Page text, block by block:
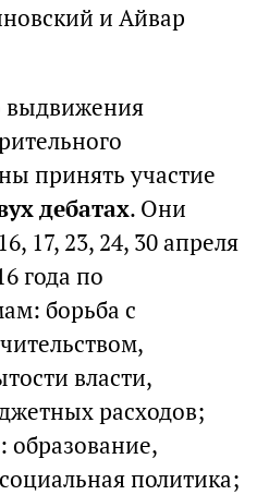
и Айвар
выдвижения
принять участие
дебатах. Они
17, 23, 24, 30 апреля
года по
борьба с
власти,
расходов;
образование,
политика;